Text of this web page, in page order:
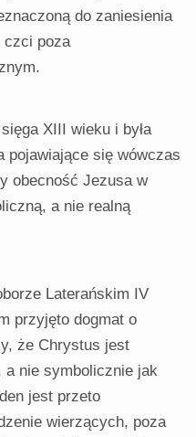
do zaniesienia
czci poza
XIII wieku i była
pojawiające się wówczas
obecność Jezusa w
a nie realną
Laterańskim IV
przyjęto dogmat o
że Chrystus jest
a nie symbolicznie jak
jest przeto
wierzących, poza